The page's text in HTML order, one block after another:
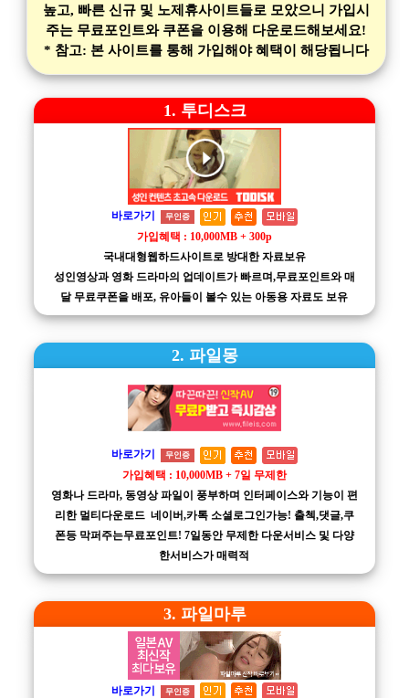
높고, 빠른 신규 및 노제휴사이트들로 모았으니 가입시
주는 무료포인트와 쿠폰을 이용해 다운로드해보세요!
* 참고: 본 사이트를 통해 가입해야 혜택이 해당됩니다
1. 투디스크
바로가기 무인증
가입혜택 : 10,000MB + 300p
국내대형웹하드사이트로 방대한 자료보유
성인영상과 영화 드라마의 업데이트가 빠르며,무료포인트와 매
달 무료쿠폰을 배포, 유아들이 볼수 있는 아동용 자료도 보유
2. 파일몽
바로가기 무인증
가입혜택 : 10,000MB + 7일 무제한
영화나 드라마, 동영상 파일이 풍부하며 인터페이스와 기능이 편
리한 멀티다운로드 네이버,카톡 소셜로그인가능! 출첵,댓글,쿠
폰등 막퍼주는무료포인트! 7일동안 무제한 다운서비스 및 다양
한서비스가 매력적
3. 파일마루
바로가기 무인증